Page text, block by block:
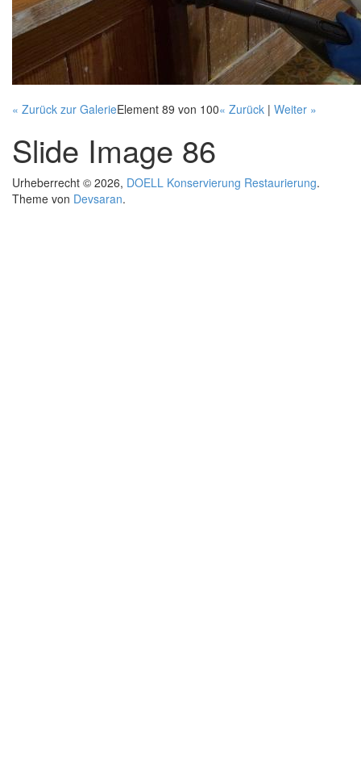
« Zurück zur GalerieElement 89 von 100« Zurück | Weiter »
Slide Image 86
Urheberrecht © 2026, DOELL Konservierung Restaurierung.
Theme von Devsaran(Link ist extern)
.